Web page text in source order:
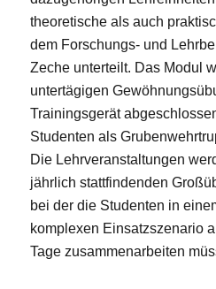
theoretische als auch
dem Forschungs- und
Zeche unterteilt. Das Modul
untertägigen
Trainingsgerät
Studenten als
Die Lehrveranstaltungen
jährlich stattfindenden
bei der die Studenten in
komplexen Einsatzszenario
Tage zusammenarbeiten